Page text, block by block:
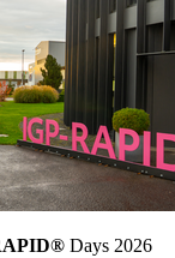
Days 2026